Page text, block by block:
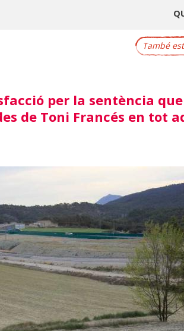
També
per la sentència
de Toni Francés en tot